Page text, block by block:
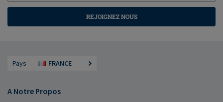
REJOIGNEZ NOUS
Pays FRANCE
A Notre Propos